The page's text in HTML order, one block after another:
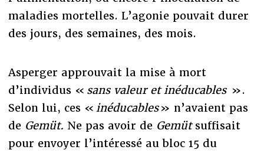
maladies mortelles. L’agonie pouvait durer
des jours, des semaines, des mois.
Asperger approuvait la mise à mort
d’individus « sans valeur et inéducables ».
Selon lui, ces « inéducables» n’avaient pas
de Gemüt. Ne pas avoir de Gemütsuffisait
pour envoyer l’intéressé au bloc 15 du